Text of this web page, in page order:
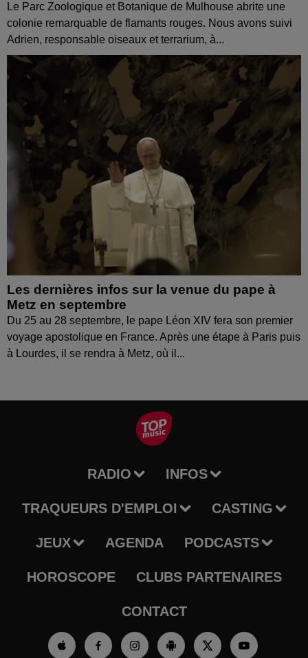
Le Parc Zoologique et Botanique de Mulhouse abrite une
colonie remarquable de flamants rouges. Nous avons suivi
Adrien, responsable oiseaux et terrarium, à...
Les dernières infos sur la venue du pape à
Metz en septembre
Du 25 au 28 septembre, le pape Léon XIV fera son premier
voyage apostolique en France. Après une étape à Paris puis
à Lourdes, il se rendra à Metz, où il...
RADIO INFOS
TRAQUEURS D'EMPLOI CASTING
JEUX AGENDA PODCASTS
HOROSCOPE CLUBS PARTENAIRES
CONTACT